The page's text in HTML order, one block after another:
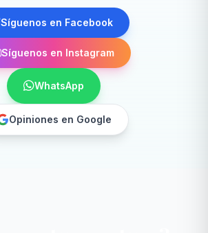
Síguenos en Facebook
Síguenos en Instagram
WhatsApp
Opiniones en Google